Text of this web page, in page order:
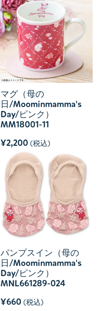
マグ（母の
日/Moominmamma's
Day/ピンク）
MM18001-11
¥2,200 (税込)
パンプスイン（母の
日/Moominmamma's
Day/ピンク）
MNL661289-024
¥660 (税込)